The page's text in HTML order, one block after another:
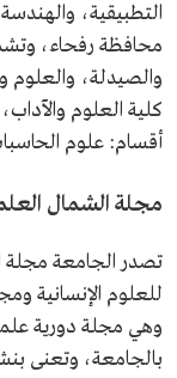
التطبيقية،
محافظة رفحاء،
والصيدلة،
كلية العلوم
أقسام: علوم
مجلة الشمال
تصدر الجامعة مجلة
للعلوم الإنسانية
وهي مجلة دورية
بالجامعة، وتعنى